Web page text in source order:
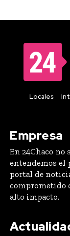
Locales
Empresa
En 24Chaco
entendemos el
portal de
comprometido
alto impacto.